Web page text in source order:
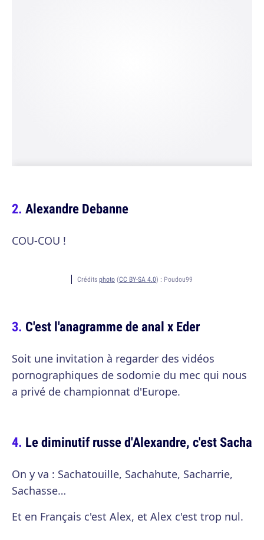
Alexandre Debanne
COU-COU !
Crédits photo (CC BY-SA 4.0) : Poudou99
C'est l'anagramme de anal x Eder
Soit une invitation à regarder des vidéos
pornographiques de sodomie du mec qui nous
a privé de championnat d'Europe.
Le diminutif russe d'Alexandre, c'est Sacha
On y va : Sachatouille, Sachahute, Sacharrie,
Sachasse…
Et en Français c'est Alex, et Alex c'est trop nul.